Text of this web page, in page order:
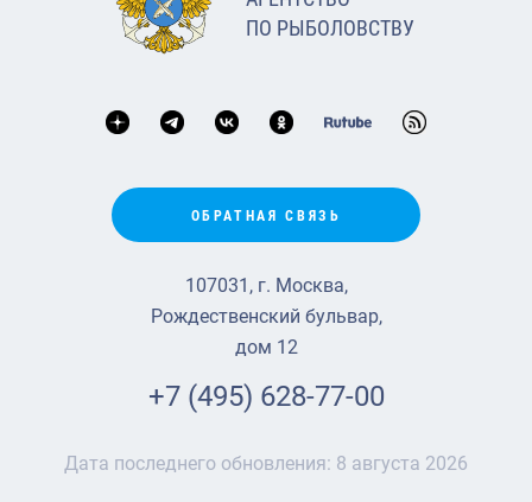
ПО РЫБОЛОВСТВУ
ОБРАТНАЯ СВЯЗЬ
107031, г. Москва,
Рождественский бульвар,
дом 12
+7 (495) 628-77-00
Дата последнего обновления: 8 августа 2026